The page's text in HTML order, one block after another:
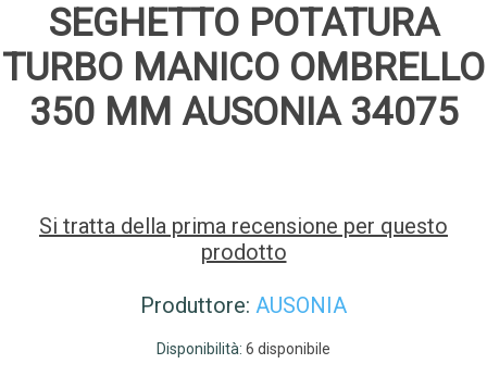
SEGHETTO POTATURA
TURBO MANICO OMBRELLO
350 MM AUSONIA 34075
Si tratta della prima recensione per questo
prodotto
Produttore: AUSONIA
Disponibilità: 6 disponibile